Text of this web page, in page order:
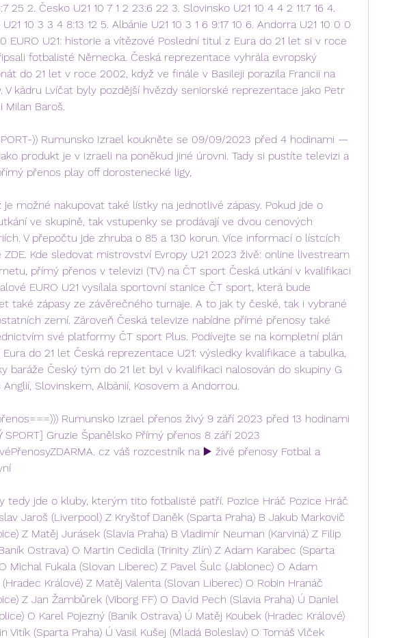
25 2. Česko U21 10 7 1 2 23:6 22 3. Slovinsko U21 10 4 4 2 11:7 16 4.
U21 10 3 3 4 8:13 12 5. Albánie U21 10 3 1 6 9:17 10 6. Andorra U21 10 0 0
0 EURO U21: historie a vítězové Poslední titul z Eura do 21 let si v roce
fotbalisté Německa. Česká reprezentace vyhrála evropský
do 21 let v roce 2002, když ve finále v Basileji porazila Francii na
V kádru Lvíčat byly pozdější hvězdy seniorské reprezentace jako Petr
Milan Baroš.
)) Rumunsko Izrael koukněte se 09/09/2023 před 4 hodinami —
produkt je v Izraeli na poněkud jiné úrovni. Tady si pustíte televizi a
přenos play off dorostenecké ligy,
je možné nakupovat také lístky na jednotlivé zápasy. Pokud jde o
ve skupině, tak vstupenky se prodávají ve dvou cenových
V přepočtu jde zhruba o 85 a 130 korun. Více informací o lístcích
ZDE. Kde sledovat mistrovství Evropy U21 2023 živě: online livestream
přímý přenos v televizi (TV) na ČT sport Česká utkání v kvalifikaci
EURO U21 vysílala sportovní stanice ČT sport, která bude
také zápasy ze závěrečného turnaje. A to jak ty české, tak i vybrané
zemí. Zároveň Česká televize nabídne přímé přenosy také
své platformy ČT sport Plus. Podívejte se na kompletní plán
Eura do 21 let Česká reprezentace U21: výsledky kvalifikace a tabulka,
baráže Český tým do 21 let byl v kvalifikaci nalosován do skupiny G
Slovinskem, Albánií, Kosovem a Andorrou.
Rumunsko Izrael přenos živý 9 září 2023 před 13 hodinami
SPORT] Gruzie Španělsko Přímý přenos 8 září 2023
cz váš rozcestník na ▶️ živé přenosy Fotbal a
tedy jde o kluby, kterým tito fotbalisté patří. Pozice Hráč Pozice Hráč
Jaroš (Liverpool) Z Kryštof Daněk (Sparta Praha) B Jakub Markovič
Z Matěj Jurásek (Slavia Praha) B Vladimír Neuman (Karviná) Z Filip
Ostrava) O Martin Cedidla (Trinity Zlín) Z Adam Karabec (Sparta
Michal Fukala (Slovan Liberec) Z Pavel Šulc (Jablonec) O Adam
(Hradec Králové) Z Matěj Valenta (Slovan Liberec) O Robin Hranáč
Z Jan Žambůrek (Viborg FF) O David Pech (Slavia Praha) Ú Daniel
O Karel Pojezný (Baník Ostrava) Ú Matěj Koubek (Hradec Králové)
Vitík (Sparta Praha) Ú Vasil Kušej (Mladá Boleslav) O Tomáš Vlček